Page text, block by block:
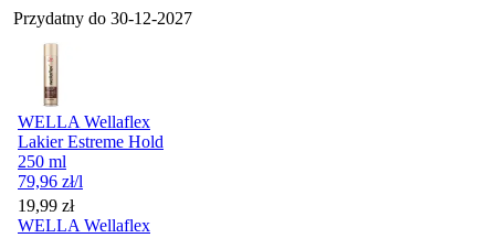
Przydatny do 30-12-2027
WELLA Wellaflex
Lakier Estreme Hold
250 ml
79,96 zł/l
Cena
19,99 zł
WELLA Wellaflex